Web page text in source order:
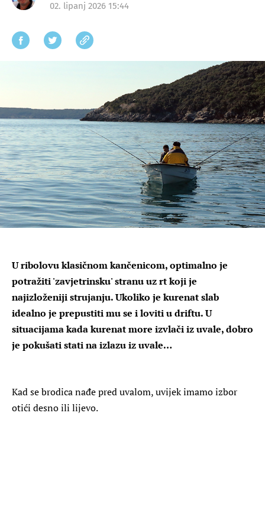
02. lipanj 2026 15:44
U ribolovu klasičnom kančenicom, optimalno je
potražiti 'zavjetrinsku' stranu uz rt koji je
najizloženiji strujanju. Ukoliko je kurenat slab
idealno je prepustiti mu se i loviti u driftu. U
situacijama kada kurenat more izvlači iz uvale, dobro
je pokušati stati na izlazu iz uvale…
Kad se brodica nađe pred uvalom, uvijek imamo izbor
otići desno ili lijevo.